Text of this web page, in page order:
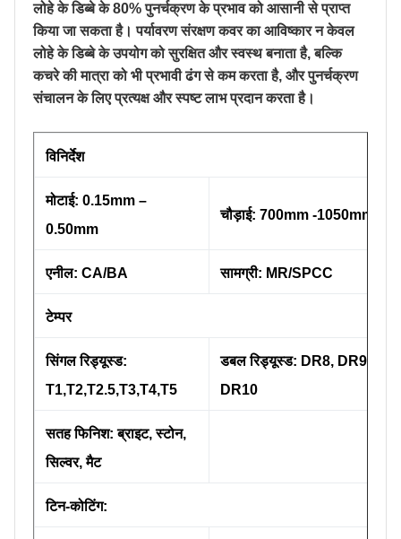
लोहे के डिब्बे के 80% पुनर्चक्रण के प्रभाव को आसानी से प्राप्त
किया जा सकता है। पर्यावरण संरक्षण कवर का आविष्कार न केवल
लोहे के डिब्बे के उपयोग को सुरक्षित और स्वस्थ बनाता है, बल्कि
कचरे की मात्रा को भी प्रभावी ढंग से कम करता है, और पुनर्चक्रण
संचालन के लिए प्रत्यक्ष और स्पष्ट लाभ प्रदान करता है।
विनिर्देश
मोटाई: 0.15mm –
0.50mm
चौड़ाई: 700mm -1050mm
एनील: CA/BA सामग्री: MR/SPCC
टेम्पर
सिंगल रिड्यूस्ड:
T1,T2,T2.5,T3,T4,T5
डबल रिड्यूस्ड: DR8, DR9,
DR10
सतह फिनिश: ब्राइट, स्टोन,
सिल्वर, मैट
टिन-कोटिंग: